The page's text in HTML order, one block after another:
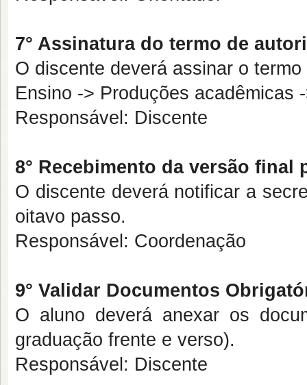
7° Assinatura do termo de
O discente deverá assinar o
Ensino -> Produções acadêmicas
Responsável: Discente
8° Recebimento da versão final
O discente deverá notificar a
oitavo passo.
Responsável: Coordenação
9° Validar Documentos
O aluno deverá anexar os
graduação frente e verso).
Responsável: Discente